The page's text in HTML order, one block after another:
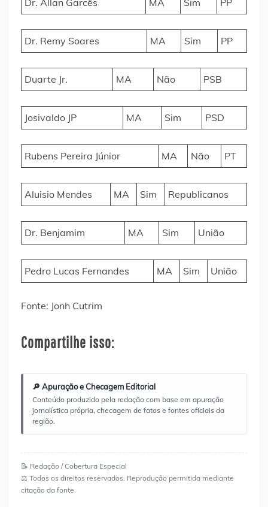
Dr. Allan Garcês MA Sim PP
Dr. Remy Soares MA Sim PP
Duarte Jr. MA Não PSB
Josivaldo JP MA Sim PSD
Rubens Pereira Júnior MA Não PT
Aluisio Mendes MA Sim Republicanos
Dr. Benjamim MA Sim União
Pedro Lucas Fernandes MA Sim União
Fonte: Jonh Cutrim
Compartilhe isso:
🔎 Apuração e Checagem Editorial
Conteúdo produzido pela redação com base em apuração
jornalística própria, checagem de fatos e fontes oficiais da
região.
📝 Redação / Cobertura Especial
⚖️ Todos os direitos reservados. Reprodução permitida mediante
citação da fonte.